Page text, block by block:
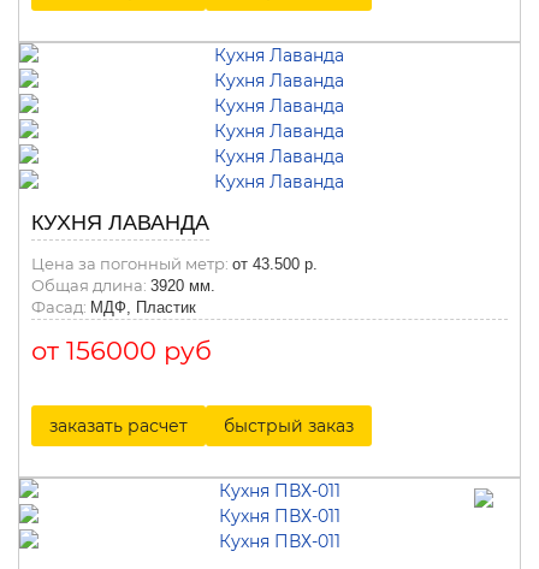
КУХНЯ ЛАВАНДА
Цена за погонный метр: от 43.500 р.
Общая длина: 3920 мм.
Фасад: МДФ, Пластик
от 156000 руб
заказать расчет быстрый заказ